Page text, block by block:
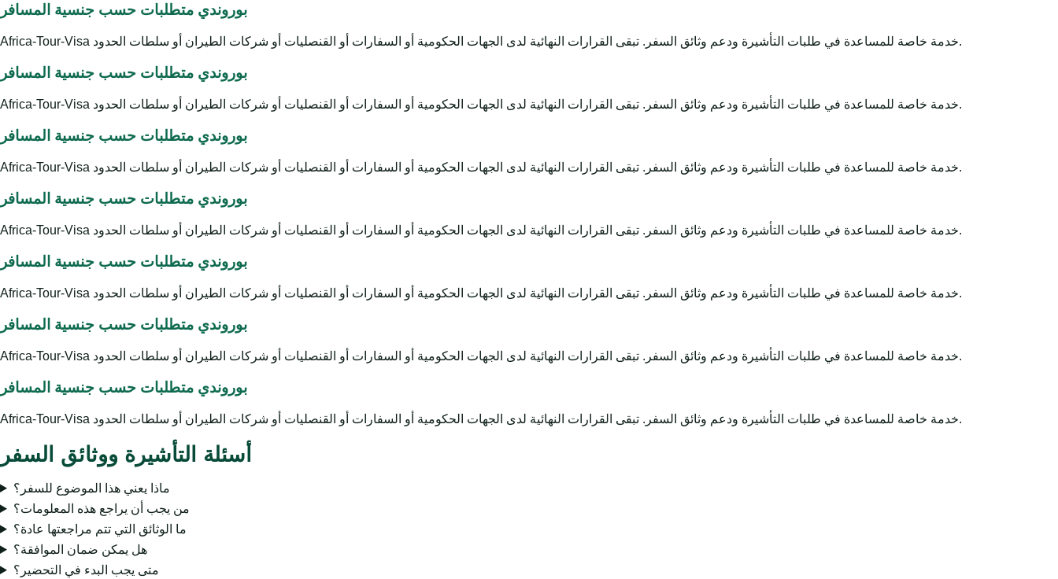
بوروندي متطلبات حسب جنسية المسافر
Africa-Tour-Visa خدمة خاصة للمساعدة في طلبات التأشيرة ودعم وثائق السفر. تبقى القرارات النهائية لدى الجهات الحكومية أو السفارات أو القنصليات أو شركات الطيران أو سلطات الحدود.
بوروندي متطلبات حسب جنسية المسافر
Africa-Tour-Visa خدمة خاصة للمساعدة في طلبات التأشيرة ودعم وثائق السفر. تبقى القرارات النهائية لدى الجهات الحكومية أو السفارات أو القنصليات أو شركات الطيران أو سلطات الحدود.
بوروندي متطلبات حسب جنسية المسافر
Africa-Tour-Visa خدمة خاصة للمساعدة في طلبات التأشيرة ودعم وثائق السفر. تبقى القرارات النهائية لدى الجهات الحكومية أو السفارات أو القنصليات أو شركات الطيران أو سلطات الحدود.
بوروندي متطلبات حسب جنسية المسافر
Africa-Tour-Visa خدمة خاصة للمساعدة في طلبات التأشيرة ودعم وثائق السفر. تبقى القرارات النهائية لدى الجهات الحكومية أو السفارات أو القنصليات أو شركات الطيران أو سلطات الحدود.
بوروندي متطلبات حسب جنسية المسافر
Africa-Tour-Visa خدمة خاصة للمساعدة في طلبات التأشيرة ودعم وثائق السفر. تبقى القرارات النهائية لدى الجهات الحكومية أو السفارات أو القنصليات أو شركات الطيران أو سلطات الحدود.
بوروندي متطلبات حسب جنسية المسافر
Africa-Tour-Visa خدمة خاصة للمساعدة في طلبات التأشيرة ودعم وثائق السفر. تبقى القرارات النهائية لدى الجهات الحكومية أو السفارات أو القنصليات أو شركات الطيران أو سلطات الحدود.
بوروندي متطلبات حسب جنسية المسافر
Africa-Tour-Visa خدمة خاصة للمساعدة في طلبات التأشيرة ودعم وثائق السفر. تبقى القرارات النهائية لدى الجهات الحكومية أو السفارات أو القنصليات أو شركات الطيران أو سلطات الحدود.
أسئلة التأشيرة ووثائق السفر
ماذا يعني هذا الموضوع للسفر؟
من يجب أن يراجع هذه المعلومات؟
ما الوثائق التي تتم مراجعتها عادة؟
هل يمكن ضمان الموافقة؟
متى يجب البدء في التحضير؟